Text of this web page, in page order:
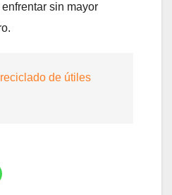
sin mayor
de útiles